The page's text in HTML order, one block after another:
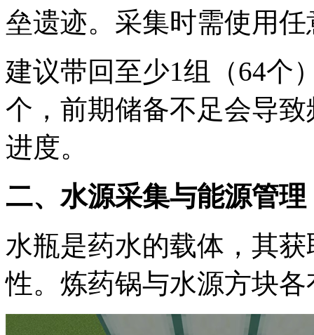
垒遗迹。采集时需使用
建议带回至少1组（64个
个，前期储备不足会导
进度。
二、水源采集与能源管理
水瓶是药水的载体，其
性。炼药锅与水源方块